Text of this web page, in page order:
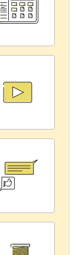
フォルムを
です。